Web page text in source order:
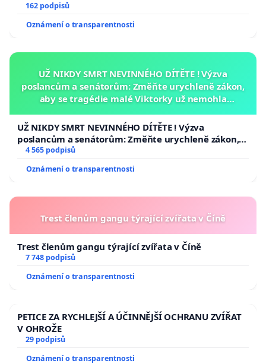
162 podpisů
Oznámení o transparentnosti
UŽ NIKDY SMRT NEVINNÉHO DÍTĚTE ! Výzva
poslancům a senátorům: Změňte urychleně zákon,
aby se tragédie malé Viktorky už nemohla
UŽ NIKDY SMRT NEVINNÉHO DÍTĚTE ! Výzva
poslancům a senátorům: Změňte urychleně zákon,
aby se tragédie malé Viktorky už nemohla opakovat!
4 565 podpisů
Oznámení o transparentnosti
Trest členům gangu týrající zvířata v Číně
Trest členům gangu týrající zvířata v Číně
7 748 podpisů
Oznámení o transparentnosti
PETICE ZA RYCHLEJŠÍ A ÚČINNĚJŠÍ OCHRANU ZVÍŘAT
V OHROŽE
29 podpisů
Oznámení o transparentnosti